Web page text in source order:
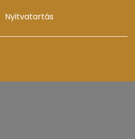
Nyitvatartás